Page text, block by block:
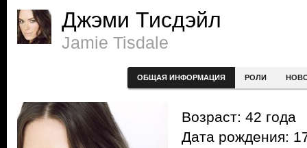
Джэми Тисдэйл
Jamie Tisdale
ОБЩАЯ ИНФОРМАЦИЯ РОЛИ
Возраст: 42 года
Дата рождения: